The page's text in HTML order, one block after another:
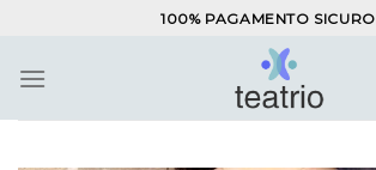
contenuti
100% PAGAMENTO SICURO